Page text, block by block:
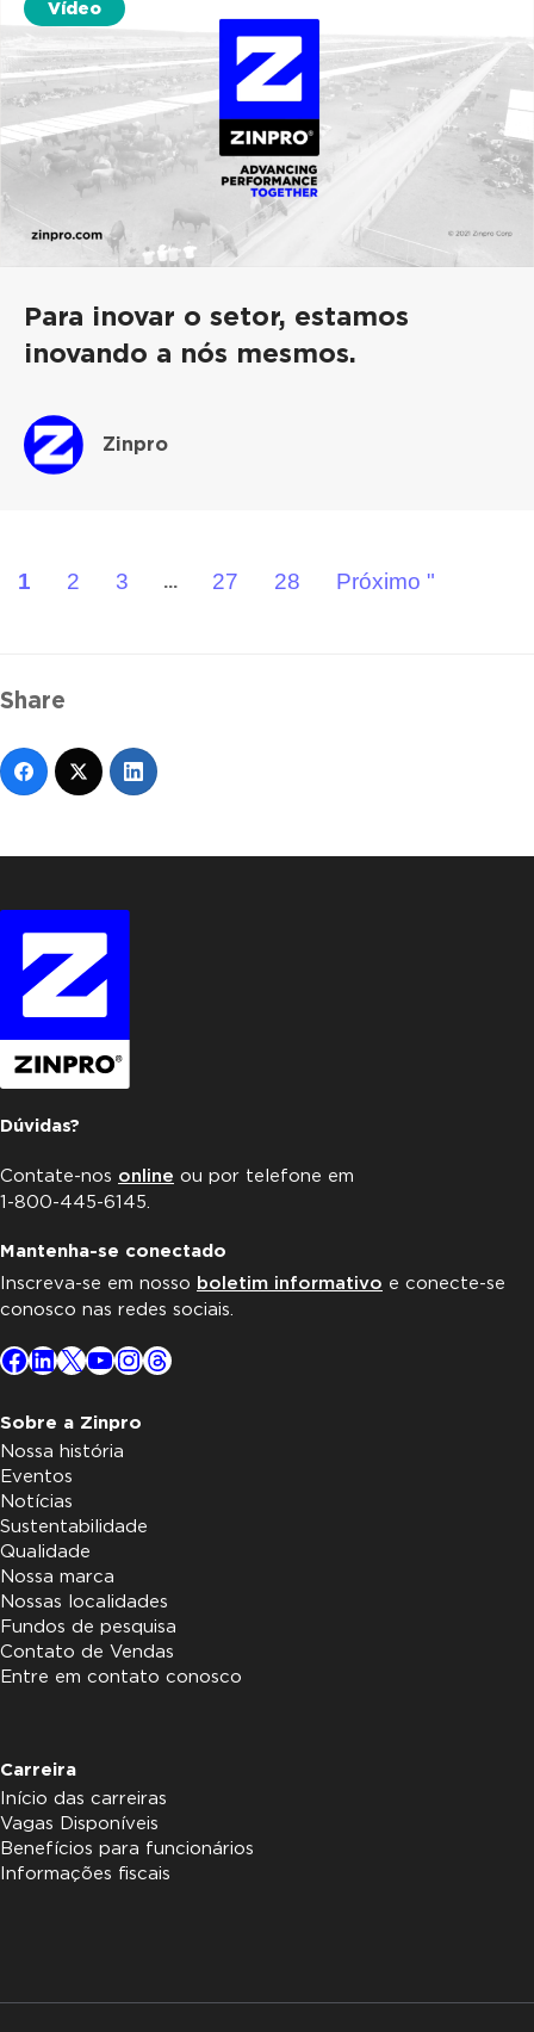
Vídeo
Para inovar o setor, estamos
inovando a nós mesmos.
Zinpro
1 2 3 ... 27 28 Próximo "
Share
Dúvidas?
Contate-nos online ou por telefone em
1-800-445-6145.
Mantenha-se conectado
Inscreva-se em nosso boletim informativo e conecte-se
conosco nas redes sociais.
Facebook
LinkedIn
X YouTube
Instagram
Threads
Sobre a Zinpro
Nossa história
Eventos
Notícias
Sustentabilidade
Qualidade
Nossa marca
Nossas localidades
Fundos de pesquisa
Contato de Vendas
Entre em contato conosco
Carreira
Início das carreiras
Vagas Disponíveis
Benefícios para funcionários
Informações fiscais